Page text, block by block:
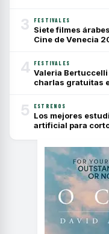
3 FESTIVALES
Siete filmes
Cine de Venecia
4 FESTIVALES
Valeria
charlas gratuitas
5 ESTRENOS
Los mejores
artificial para